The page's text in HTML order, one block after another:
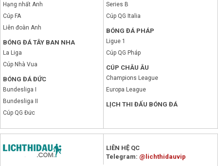
Hạng nhất Anh
Cúp FA
Liên đoàn Anh
BÓNG ĐÁ TÂY BAN NHA
La Liga
Cúp Nhà Vua
BÓNG ĐÁ ĐỨC
Bundesliga I
Bundesliga II
Cúp QG Đức
Series B
Cúp QG Italia
BÓNG ĐÁ PHÁP
Ligue 1
Cúp QG Pháp
CÚP CHÂU ÂU
Champions League
Europa League
LỊCH THI ĐẤU BÓNG ĐÁ
LIÊN HỆ QC
Telegram: @lichthidauvip
x